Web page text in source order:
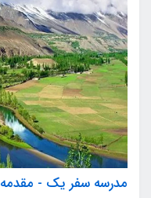
مدرسه سفر یک - مقدمه